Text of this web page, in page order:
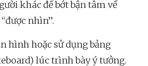
khác để bớt bận tâm về
nhìn”.
hình hoặc sử dụng bảng
lúc trình bày ý tưởng.